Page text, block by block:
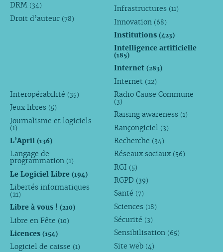
DRM (34)
Droit d’auteur (78)
Infrastructures (11)
Innovation (68)
Institutions(423)
Intelligence artificielle
(185)
Internet(283)
Internet (22)
Interopérabilité (35)
Jeux libres (5)
Journalisme et logiciels
(1)
L’April (136)
Langage de
programmation (1)
Le Logiciel Libre (194)
Libertés informatiques
(21)
Libre à vous ! (210)
Libre en Fête (10)
Licences (154)
Logiciel de caisse (1)
Radio Cause Commune
(3)
Raising awareness (1)
Rançongiciel (3)
Recherche (34)
Réseaux sociaux (56)
RGI (5)
RGPD (39)
Santé (7)
Sciences (18)
Sécurité (3)
Sensibilisation (65)
Site web (4)